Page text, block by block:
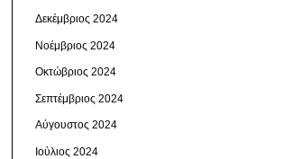
Δεκέμβριος 2024
Νοέμβριος 2024
Οκτώβριος 2024
Σεπτέμβριος 2024
Αύγουστος 2024
Ιούλιος 2024